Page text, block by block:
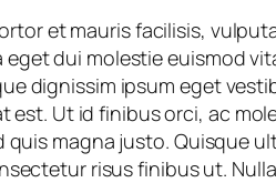
et mauris facilisis,
dui molestie euismod
dignissim ipsum eget
Ut id finibus orci, ac
magna justo. Quisque
risus finibus ut.